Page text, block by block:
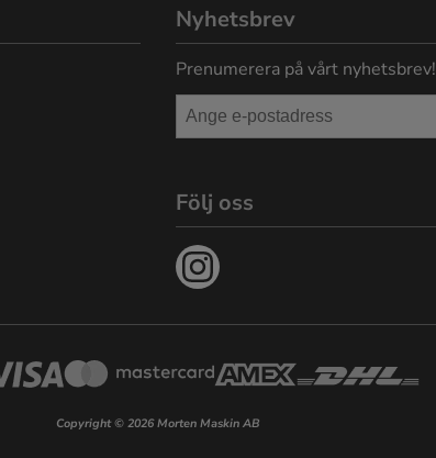
Nyhetsbrev
Prenumerera på vårt nyhetsbrev!
Följ oss
Copyright © 2026 Morten Maskin AB